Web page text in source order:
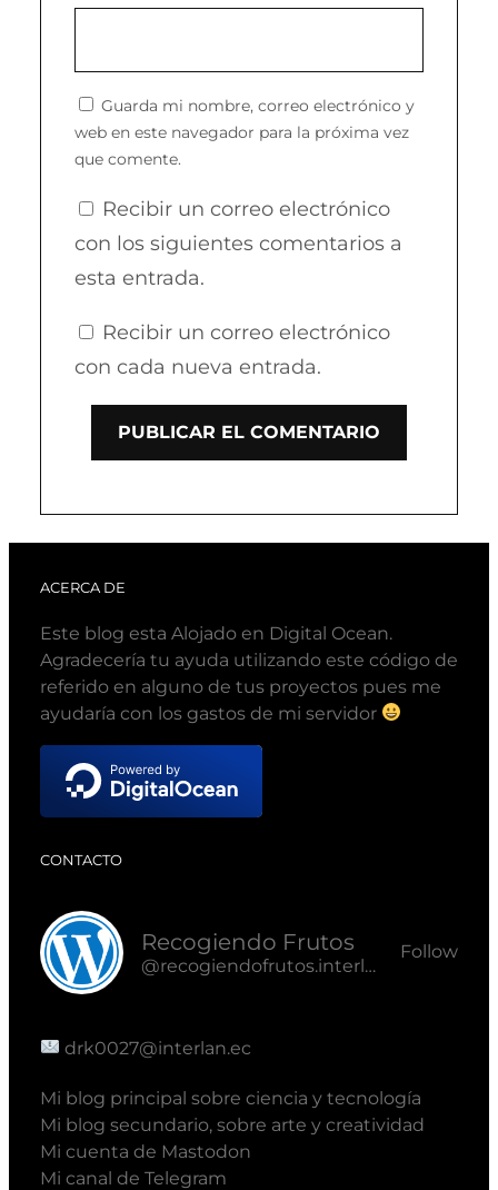
Guarda mi nombre, correo electrónico y
web en este navegador para la próxima vez
que comente.
Recibir un correo electrónico
con los siguientes comentarios a
esta entrada.
Recibir un correo electrónico
con cada nueva entrada.
ACERCA DE
Este blog esta Alojado en Digital Ocean.
Agradecería tu ayuda utilizando este código de
referido en alguno de tus proyectos pues me
ayudaría con los gastos de mi servidor
CONTACTO
Recogiendo Frutos
@recogiendofrutos.interlan.ec@recogiendofrutos.interlan.ec
Follow
drk0027@interlan.ec
Mi blog principal sobre ciencia y tecnología
Mi blog secundario, sobre arte y creatividad
Mi cuenta de Mastodon
Mi canal de Telegram